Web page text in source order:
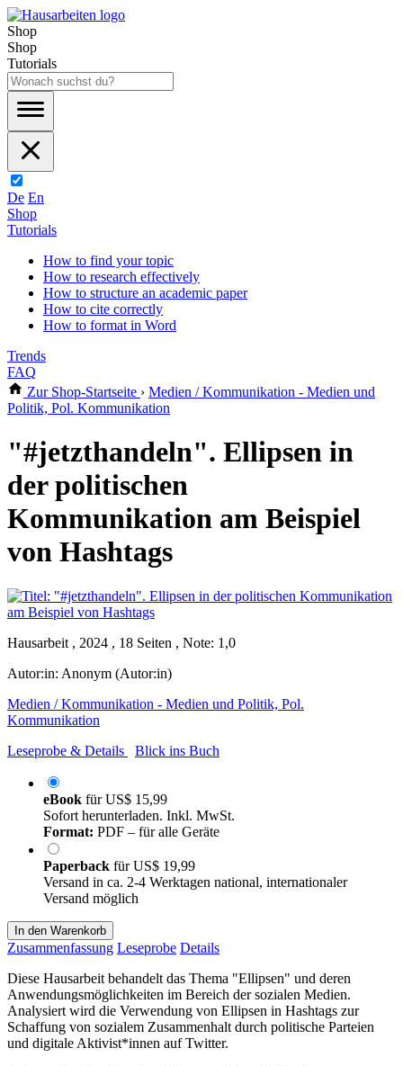
Shop
Shop
Tutorials
De En
Shop
Tutorials
How to find your topic
How to research effectively
How to structure an academic paper
How to cite correctly
How to format in Word
Trends
FAQ
Zur Shop-Startseite › Medien / Kommunikation - Medien und
Politik, Pol. Kommunikation
"#jetzthandeln". Ellipsen in
der politischen
Kommunikation am Beispiel
von Hashtags
Hausarbeit , 2024 , 18 Seiten , Note: 1,0
Autor:in: Anonym (Autor:in)
Medien / Kommunikation - Medien und Politik, Pol.
Kommunikation
Leseprobe & Details
Blick ins Buch
eBook fürUS$ 15,99
Sofort herunterladen. Inkl. MwSt.
Format: PDF – für alle Geräte
Paperback fürUS$ 19,99
Versand in ca. 2-4 Werktagen national, internationaler
Versand möglich
In den Warenkorb
Zusammenfassung Leseprobe Details
Diese Hausarbeit behandelt das Thema "Ellipsen" und deren
Anwendungsmöglichkeiten im Bereich der sozialen Medien.
Analysiert wird die Verwendung von Ellipsen in Hashtags zur
Schaffung von sozialem Zusammenhalt durch politische Parteien
und digitale Aktivist*innen auf Twitter.